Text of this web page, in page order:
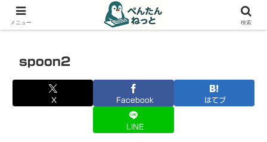
PCやガジェットの備忘録
spoon2
X Facebook はてブ
LINE
メニュー 検索